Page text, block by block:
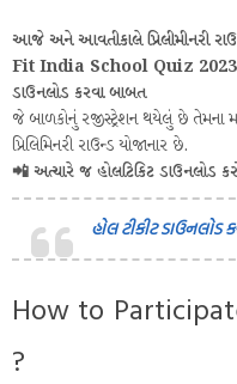
આજે અને આવતીકાલે પ્રિલીમીનરી
Fit India School Quiz 2023
ડાઉનલોડ કરવા બાબત
જે બાળકોનું રજીસ્ટ્રેશન થયેલું છે તેમના
પ્રિલિમિનરી રાઉન્ડ યોજાનાર છે.
📲 અત્યારે જ હોલટિકિટ ડાઉનલોડ
હોલ ટીકીટ ડાઉનલોડ
How to
?